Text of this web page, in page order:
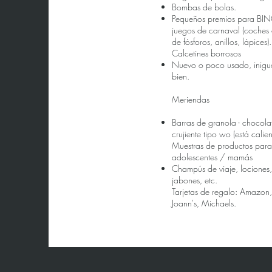
Bombas de bolas.
Pequeños premios para
juegos de carnaval (coches
de fósforos, anillos, lápices).
Calcetines borrosos
Nuevo o poco usado,
bien.
Meriendas
Barras de granola -
crujiente tipo wo (está
Muestras de productos para
adolescentes / mamás
Champús de viaje, lociones,
jabones, etc.
Tarjetas de regalo: Amazon,
Joann's, Michaels.